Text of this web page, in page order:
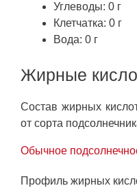
Углеводы: 0 г
Клетчатка: 0 г
Вода: 0 г
Жирные
Состав жирных
от сорта
Обычное
Профиль жирных